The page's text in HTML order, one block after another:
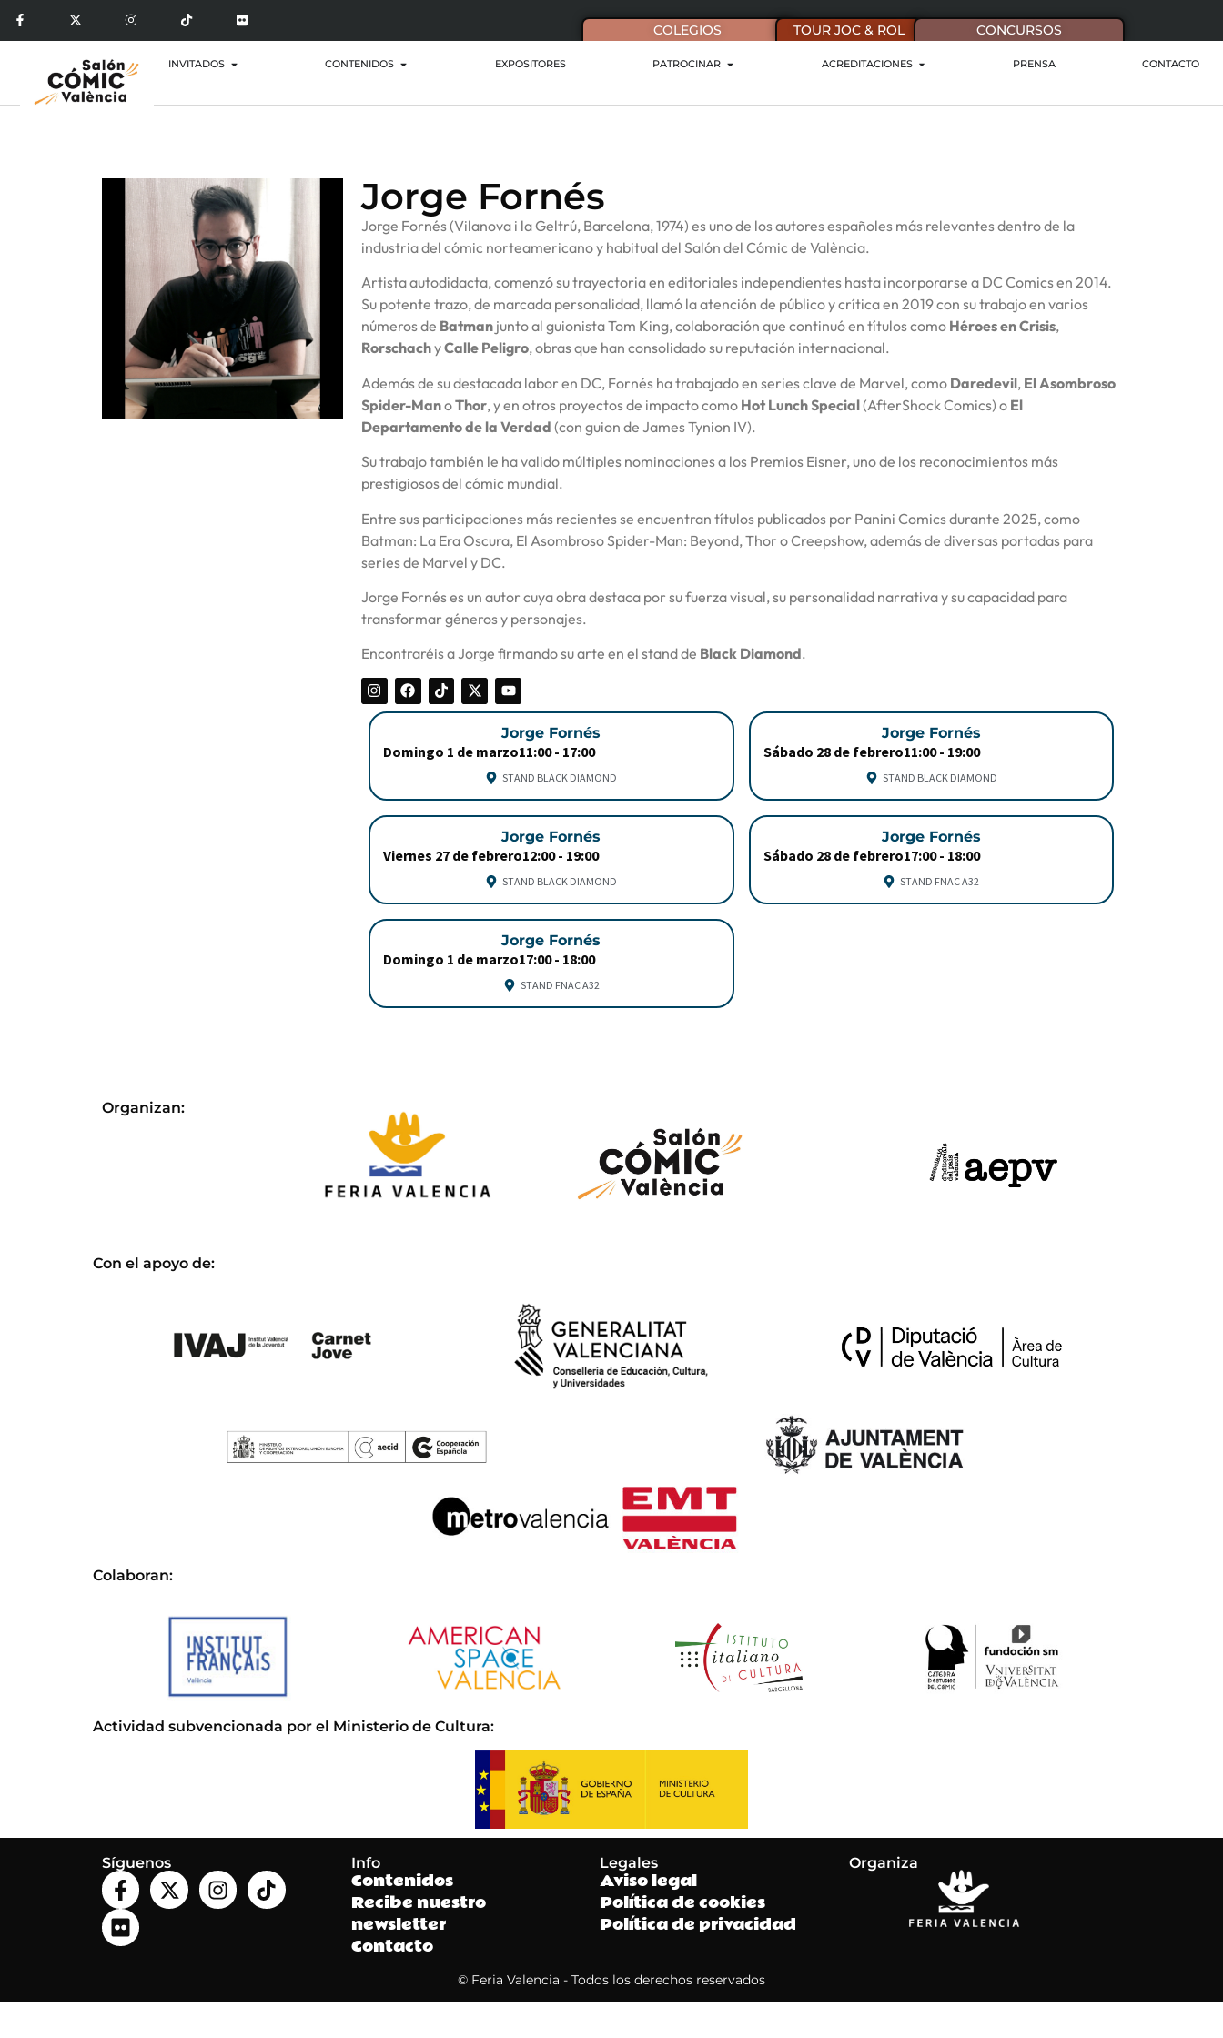
COLEGIOS TOUR JOC & ROL CONCURSOS
INVITADOS CONTENIDOS EXPOSITORES PATROCINAR ACREDITACIONES PRENSA CONTACTO
Jorge Fornés
Jorge Fornés (Vilanova i la Geltrú, Barcelona, 1974) es uno de los autores españoles más relevantes dentro de la
industria del cómic norteamericano y habitual del Salón del Cómic de València.
Artista autodidacta, comenzó su trayectoria en editoriales independientes hasta incorporarse a DC Comics en 2014.
Su potente trazo, de marcada personalidad, llamó la atención de público y crítica en 2019 con su trabajo en varios
números de Batman junto al guionista Tom King, colaboración que continuó en títulos como Héroes en Crisis,
RorschachyCalle Peligro, obras que han consolidado su reputación internacional.
Además de su destacada labor en DC, Fornés ha trabajado en series clave de Marvel, como Daredevil, El Asombroso
Spider-ManoThor, y en otros proyectos de impacto como Hot Lunch Special(AfterShock Comics) o El
Departamento de la Verdad (con guion de James Tynion IV).
Su trabajo también le ha valido múltiples nominaciones a los Premios Eisner, uno de los reconocimientos más
prestigiosos del cómic mundial.
Entre sus participaciones más recientes se encuentran títulos publicados por Panini Comics durante 2025, como
Batman: La Era Oscura, El Asombroso Spider-Man: Beyond, Thor o Creepshow, además de diversas portadas para
series de Marvel y DC.
Jorge Fornés es un autor cuya obra destaca por su fuerza visual, su personalidad narrativa y su capacidad para
transformar géneros y personajes.
Encontraréis a Jorge firmando su arte en el stand de Black Diamond.
Jorge Fornés
Domingo 1 de marzo11:00 - 17:00
STAND BLACK DIAMOND
Jorge Fornés
Sábado 28 de febrero11:00 - 19:00
STAND BLACK DIAMOND
Jorge Fornés
Viernes 27 de febrero12:00 - 19:00
STAND BLACK DIAMOND
Jorge Fornés
Sábado 28 de febrero17:00 - 18:00
STAND FNAC A32
Jorge Fornés
Domingo 1 de marzo17:00 - 18:00
STAND FNAC A32
Organizan:
Con el apoyo de:
Colaboran:
Actividad subvencionada por el Ministerio de Cultura:
Síguenos Info
Contenidos
Recibe nuestro
newsletter
Contacto
Legales
Aviso legal
Política de cookies
Política de privacidad
Organiza
© Feria Valencia - Todos los derechos reservados